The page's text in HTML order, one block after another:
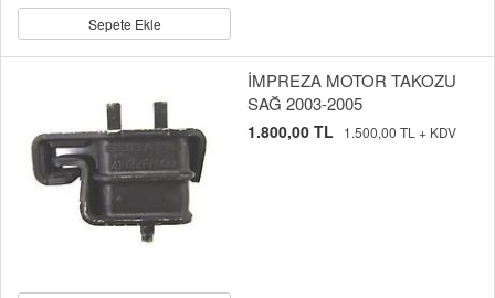
Sepete Ekle
İMPREZA MOTOR TAKOZU
SAĞ 2003-2005
1.800,00 TL 1.500,00 TL + KDV